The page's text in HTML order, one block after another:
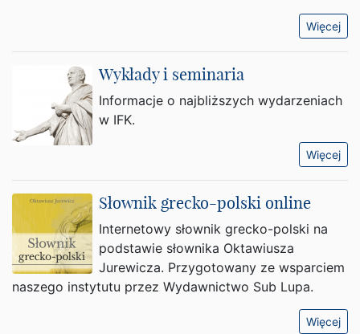
Więcej
Wykłady i seminaria
Informacje o najbliższych wydarzeniach
w IFK.
Więcej
Słownik grecko-polski online
Internetowy słownik grecko-polski na
podstawie słownika Oktawiusza
Jurewicza. Przygotowany ze wsparciem
naszego instytutu przez Wydawnictwo Sub Lupa.
Więcej